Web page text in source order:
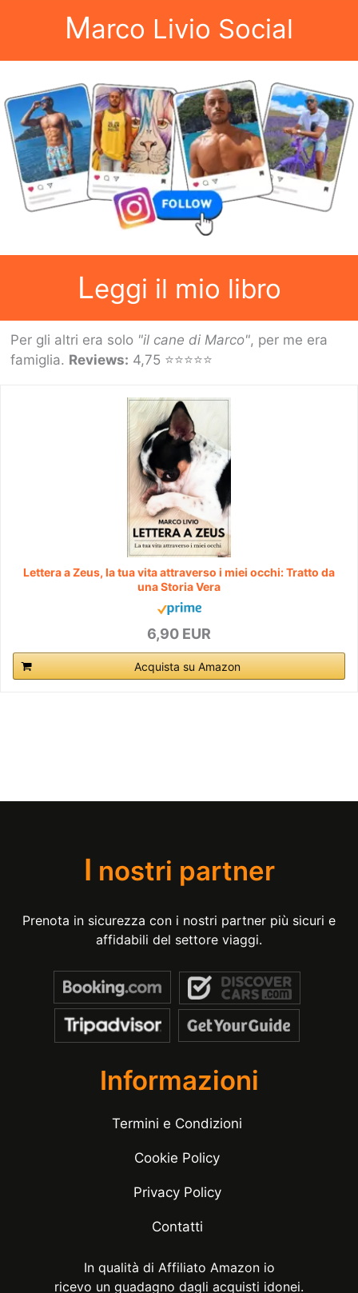
Marco Livio Social
Leggi il mio libro
Per gli altri era solo "il cane di Marco", per me era
famiglia. Reviews: 4,75 ⭐⭐⭐⭐⭐
Lettera a Zeus, la tua vita attraverso i miei occhi: Tratto da
una Storia Vera
6,90 EUR
Acquista su Amazon
I nostri partner
Prenota in sicurezza con i nostri partner più sicuri e
affidabili del settore viaggi.
Informazioni
Termini e Condizioni
Cookie Policy
Privacy Policy
Contatti
In qualità di Affiliato Amazon io
ricevo un guadagno dagli acquisti idonei.